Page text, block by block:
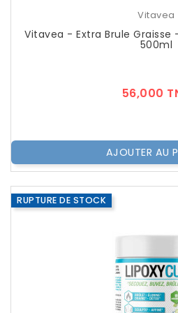
Vitavea
Vitavea - Extra Brule
500ml
56,000
AJOUTER AU
RUPTURE DE STOCK